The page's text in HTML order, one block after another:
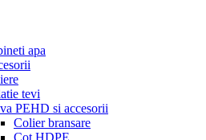
apa
tevi
PEHD si accesorii
Colier bransare
Cot HDPE